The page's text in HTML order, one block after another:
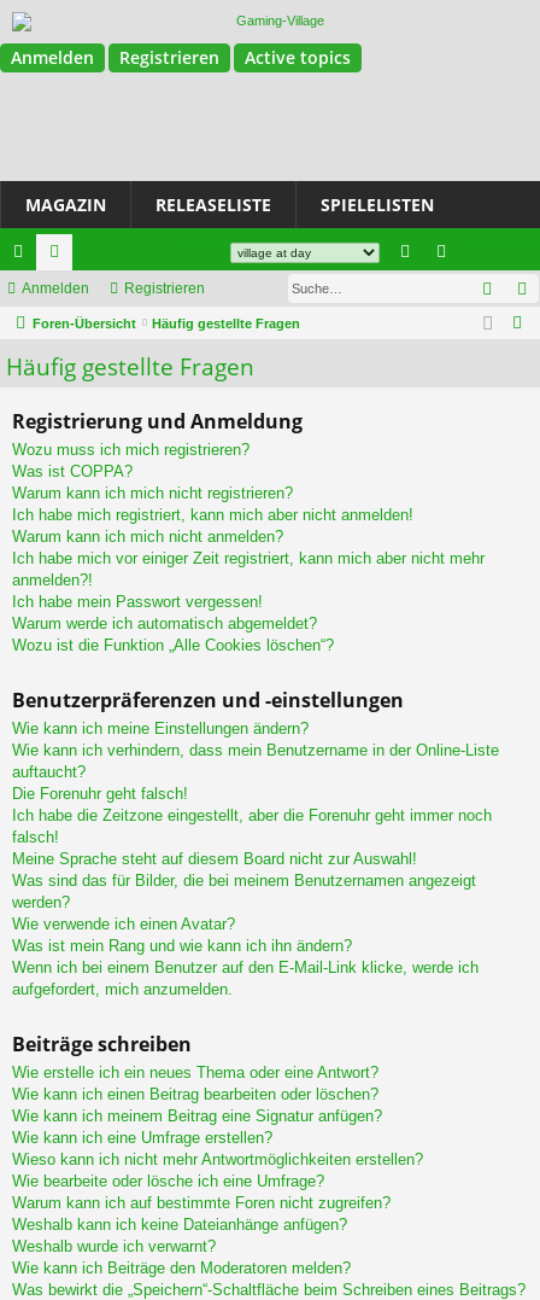
Anmelden Registrieren Active topics
MAGAZIN RELEASELISTE SPIELELISTEN
ch
ne
llz
riff
or
en
Anmelden Registrieren
Foren-Übersicht Häufig gestellte Fragen
Häufig gestellte Fragen
Registrierung und Anmeldung
Wozu muss ich mich registrieren?
Was ist COPPA?
Warum kann ich mich nicht registrieren?
Ich habe mich registriert, kann mich aber nicht anmelden!
Warum kann ich mich nicht anmelden?
Ich habe mich vor einiger Zeit registriert, kann mich aber nicht mehr
anmelden?!
Ich habe mein Passwort vergessen!
Warum werde ich automatisch abgemeldet?
Wozu ist die Funktion „Alle Cookies löschen“?
Benutzerpräferenzen und -einstellungen
Wie kann ich meine Einstellungen ändern?
Wie kann ich verhindern, dass mein Benutzername in der Online-Liste
auftaucht?
Die Forenuhr geht falsch!
Ich habe die Zeitzone eingestellt, aber die Forenuhr geht immer noch
falsch!
Meine Sprache steht auf diesem Board nicht zur Auswahl!
Was sind das für Bilder, die bei meinem Benutzernamen angezeigt
werden?
Wie verwende ich einen Avatar?
Was ist mein Rang und wie kann ich ihn ändern?
Wenn ich bei einem Benutzer auf den E-Mail-Link klicke, werde ich
aufgefordert, mich anzumelden.
Beiträge schreiben
Wie erstelle ich ein neues Thema oder eine Antwort?
Wie kann ich einen Beitrag bearbeiten oder löschen?
Wie kann ich meinem Beitrag eine Signatur anfügen?
Wie kann ich eine Umfrage erstellen?
Wieso kann ich nicht mehr Antwortmöglichkeiten erstellen?
Wie bearbeite oder lösche ich eine Umfrage?
Warum kann ich auf bestimmte Foren nicht zugreifen?
Weshalb kann ich keine Dateianhänge anfügen?
Weshalb wurde ich verwarnt?
Wie kann ich Beiträge den Moderatoren melden?
Was bewirkt die „Speichern“-Schaltfläche beim Schreiben eines Beitrags?